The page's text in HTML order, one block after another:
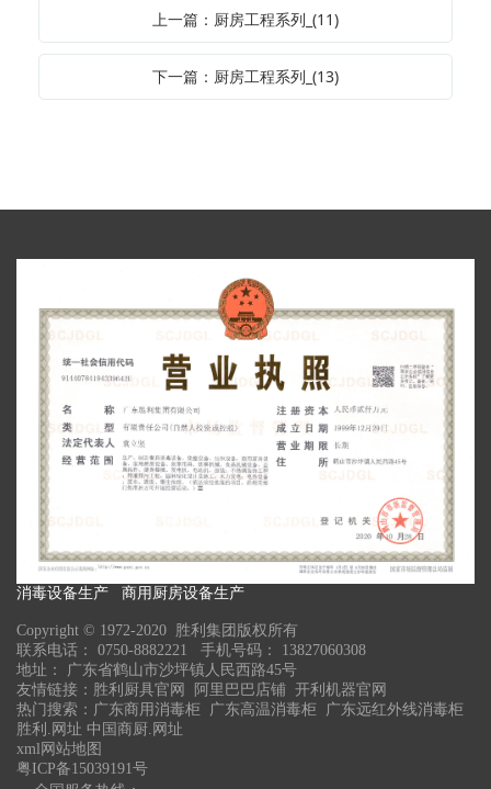
上一篇：厨房工程系列_(11)
下一篇：厨房工程系列_(13)
消毒设备生产 商用厨房设备生产
Copyright © 1972-2020 胜利集团版权所有
联系电话： 0750-8882221 手机号码： 13827060308
地址： 广东省鹤山市沙坪镇人民西路45号
友情链接： 胜利厨具官网 阿里巴巴店铺 开利机器官网
热门搜索： 广东商用消毒柜 广东高温消毒柜 广东远红外线消毒柜
胜利.网址 中国商厨.网址
xml网站地图
粤ICP备15039191号